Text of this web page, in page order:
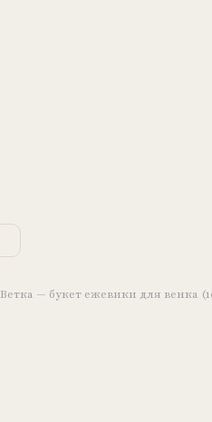
Ветка — букет ежевики для венка